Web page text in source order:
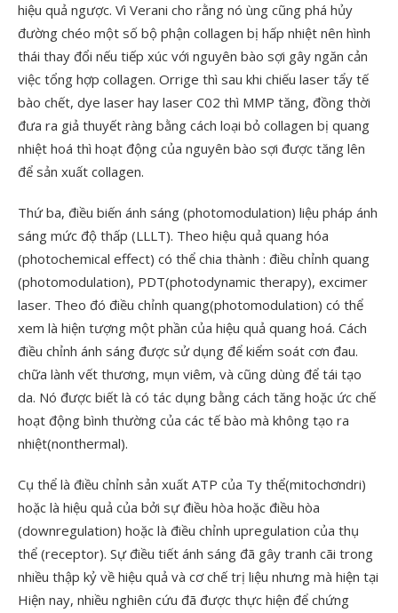
hiệu quả ngược. Vì Verani cho rằng nó ùng cũng phá hủy
đường chéo một số bộ phận collagen bị hấp nhiệt nên hình
thái thay đổi nếu tiếp xúc với nguyên bào sợi gây ngăn cản
việc tổng hợp collagen. Orrige thì sau khi chiếu laser tẩy tế
bào chết, dye laser hay laser C02 thì MMP tăng, đồng thời
đưa ra giả thuyết ràng bằng cách loại bỏ collagen bị quang
nhiệt hoá thì hoạt động của nguyên bào sợi được tăng lên
để sản xuất collagen.
Thứ ba, điều biến ánh sáng (photomodulation) liệu pháp ánh
sáng mức độ thấp (LLLT). Theo hiệu quả quang hóa
(photochemical effect) có thể chia thành : điều chỉnh quang
(photomodulation), PDT(photodynamic therapy), excimer
laser. Theo đó điều chỉnh quang(photomodulation) có thể
xem là hiện tượng một phần của hiệu quả quang hoá. Cách
điều chỉnh ánh sáng được sử dụng để kiểm soát cơn đau.
chữa lành vết thương, mụn viêm, và cũng dùng để tái tạo
da. Nó được biết là có tác dụng bằng cách tăng hoặc ức chế
hoạt động bình thường của các tế bào mà không tạo ra
nhiệt(nonthermal).
Cụ thể là điều chỉnh sản xuất ATP của Ty thể(mitochơndri)
hoặc là hiệu quả của bởi sự điều hòa hoặc điều hòa
(downregulation) hoặc là điều chỉnh upregulation của thụ
thể (receptor). Sự điều tiết ánh sáng đã gây tranh cãi trong
nhiều thập kỷ về hiệu quả và cơ chế trị liệu nhưng mà hiện tại
Hiện nay, nhiều nghiên cứu đã được thực hiện để chứng